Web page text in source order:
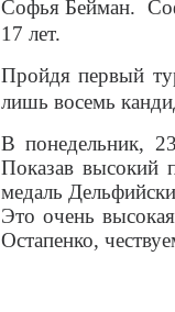
Софья Бейман.
17 лет.
Пройдя первый
лишь восемь
В понедельник,
Показав высокий
медаль
Это очень
Остапенко,